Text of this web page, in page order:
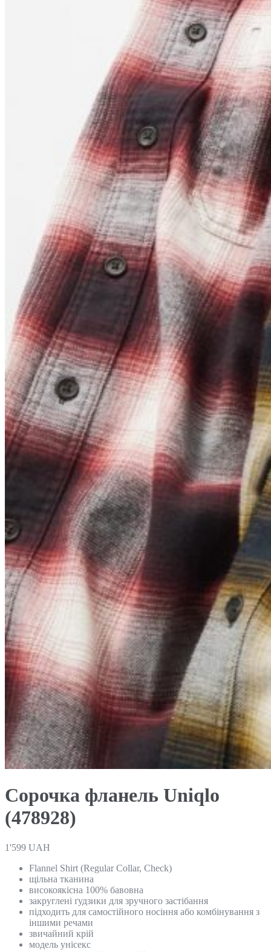
Сорочка фланель Uniqlo
(478928)
1'599 UAH
Flannel Shirt (Regular Collar, Check)
щільна тканина
високоякісна 100% бавовна
закруглені ґудзики для зручного застібання
підходить для самостійного носіння або комбінування з
іншими речами
звичайний крій
модель унісекс